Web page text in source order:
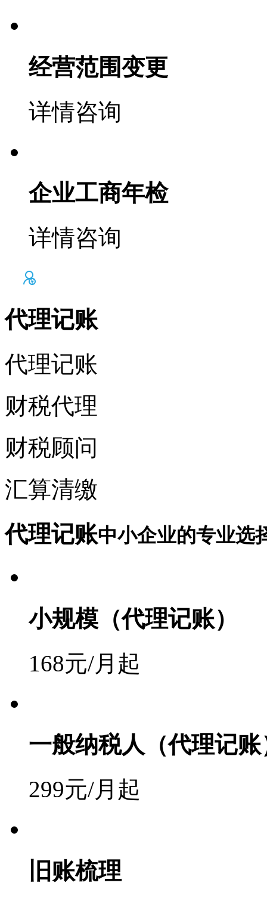
经营范围变更
详情咨询
企业工商年检
详情咨询
代理记账
代理记账
财税代理
财税顾问
汇算清缴
代理记账中小企业的专业选
小规模（代理记账）
168元/月起
一般纳税人（代理记账
299元/月起
旧账梳理